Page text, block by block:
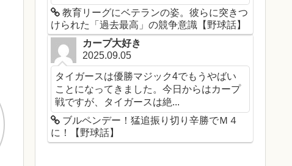
教育リーグにベテランの姿。彼らに突きつ
けられた「過去最高」の競争意識【野球話】
カープ大好き
2025.09.05
タイガースは優勝マジック4でもうやばい
ことになってきました。今日からはカープ
戦ですが、タイガースは絶...
ブルペンデー！猛追振り切り辛勝でＭ４
に！【野球話】